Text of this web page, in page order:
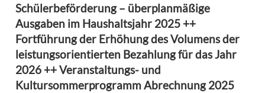
Schülerbeförderung – überplanmäßige
Ausgaben im Haushaltsjahr 2025 ++
Fortführung der Erhöhung des Volumens der
leistungsorientierten Bezahlung für das Jahr
2026 ++ Veranstaltungs- und
Kultursommerprogramm Abrechnung 2025